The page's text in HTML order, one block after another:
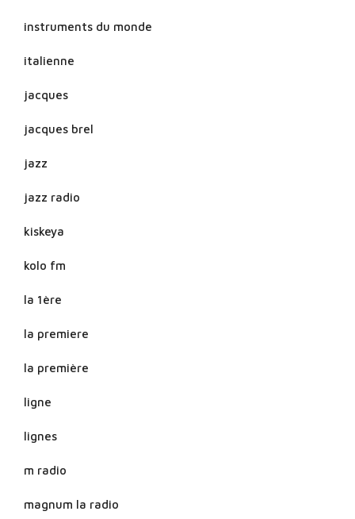
instruments du monde
italienne
jacques
jacques brel
jazz
jazz radio
kiskeya
kolo fm
la 1ère
la premiere
la première
ligne
lignes
m radio
magnum la radio